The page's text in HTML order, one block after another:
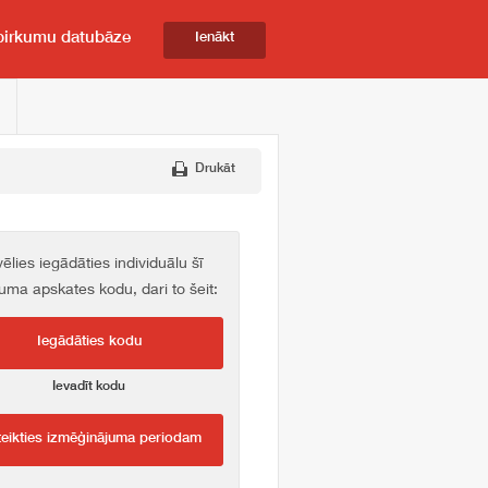
datubāze Ienākt
Drukāt
iegādāties individuālu šī
apskates kodu, dari to šeit:
Iegādāties kodu
Ievadīt kodu
izmēģinājuma periodam